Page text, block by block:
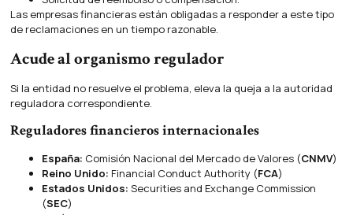
Las empresas financieras están obligadas a responder a este tipo
de reclamaciones en un tiempo razonable.
Acude al organismo regulador
Si la entidad no resuelve el problema, eleva la queja a la autoridad
reguladora correspondiente.
Reguladores financieros internacionales
España: Comisión Nacional del Mercado de Valores (CNMV)
Reino Unido: Financial Conduct Authority (FCA)
Estados Unidos: Securities and Exchange Commission
(SEC)